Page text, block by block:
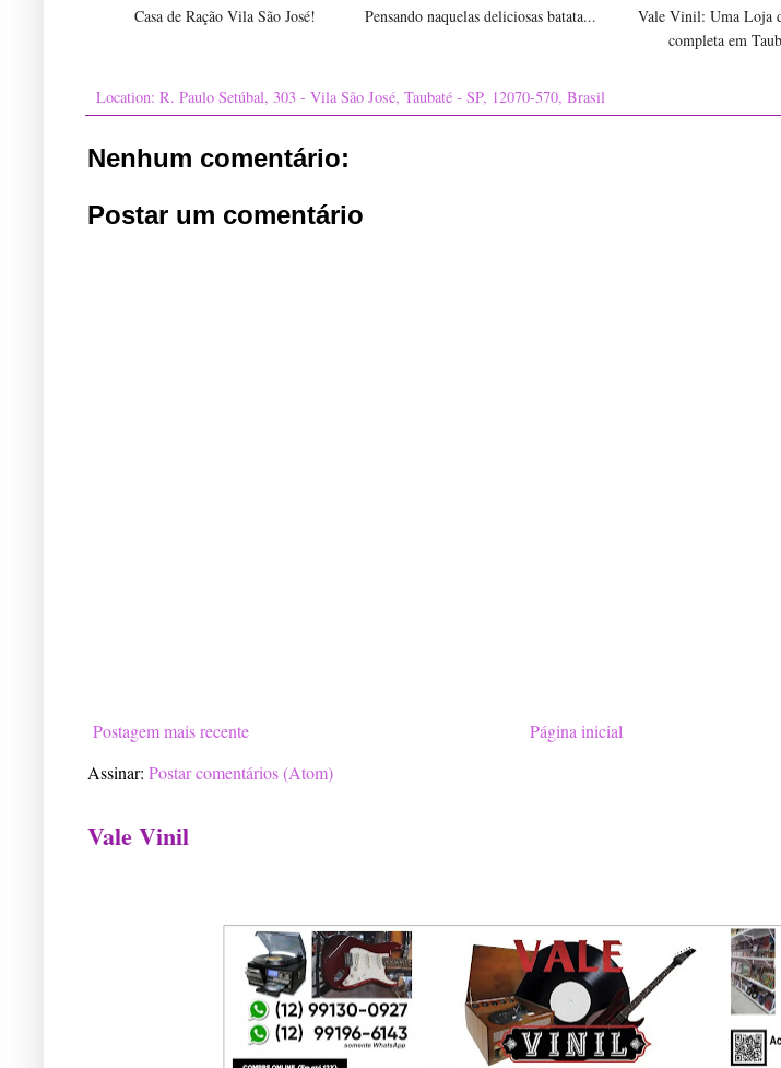
Casa de Ração Vila São José! Pensando naquelas deliciosas batata...
Vale Vinil: Uma Loja
completa em
Location: R. Paulo Setúbal, 303 - Vila São José, Taubaté - SP, 12070-570, Brasil
Nenhum comentário:
Postar um comentário
Postagem mais recente
Página inicial
Assinar: Postar comentários (Atom)
Vale Vinil